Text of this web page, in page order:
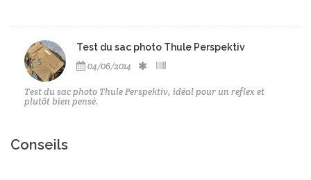
Test du sac photo Thule Perspektiv
04/06/2014
Test du sac photo Thule Perspektiv, idéal pour un reflex et
plutôt bien pensé.
Conseils